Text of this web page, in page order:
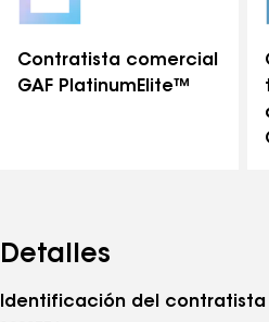
Contratista comercial
GAF PlatinumElite™
Detalles
Identificación del contratista